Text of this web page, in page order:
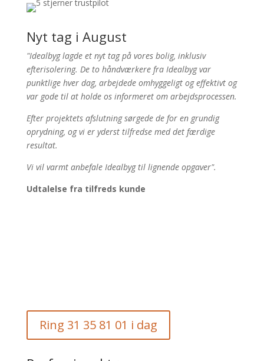
Nyt tag i August
"Idealbyg lagde et nyt tag på vores bolig, inklusiv
efterisolering. De to håndværkere fra Idealbyg var
punktlige hver dag, arbejdede omhyggeligt og effektivt og
var gode til at holde os informeret om arbejdsprocessen.
Efter projektets afslutning sørgede de for en grundig
oprydning, og vi er yderst tilfredse med det færdige
resultat.
Vi vil varmt anbefale Idealbyg til lignende opgaver".
Udtalelse fra tilfreds kunde
Ring 31 35 81 01 i dag